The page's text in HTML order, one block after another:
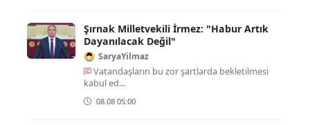
Şırnak Milletvekili İrmez: "Habur Artık
Dayanılacak Değil"
SaryaYilmaz
Vatandaşların bu zor şartlarda bekletilmesi
kabul ed...
08.08 05:00